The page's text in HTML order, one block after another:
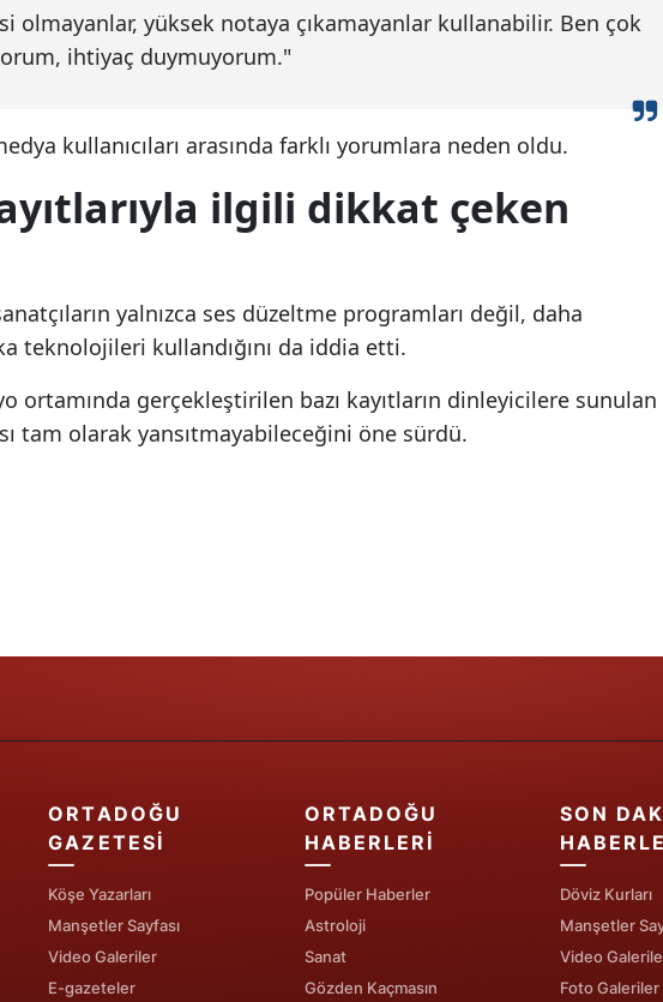
Manisa
Kahramanmaraş
Muğla
Muş
Niğde
Ordu
Rize
Sivas
Şanlıurfa
olmayanlar, yüksek notaya çıkamayanlar kullanabilir. Ben çok
ihtiyaç duymuyorum."
kullanıcıları arasında farklı yorumlara neden oldu.
ilgili dikkat çeken
yalnızca ses düzeltme programları değil, daha
teknolojileri kullandığını da iddia etti.
ortamında gerçekleştirilen bazı kayıtların dinleyicilere sunulan
tam olarak yansıtmayabileceğini öne sürdü.
tarihler
tarihler
ORTADOĞU
GAZETESI
Köşe Yazarları
Manşetler Sayfası
Video Galeriler
E-gazeteler
ORTADOĞU
HABERLERI
Popüler Haberler
Astroloji
Sanat
Gözden Kaçmasın
SON
Döviz Kurları
Manşetler
Video
Foto Galeriler